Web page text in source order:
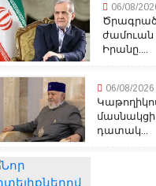
06/08/
Ծրագրած
ժամուան
Իրանը....
06/08/2026
մասնակցի
դատակ...